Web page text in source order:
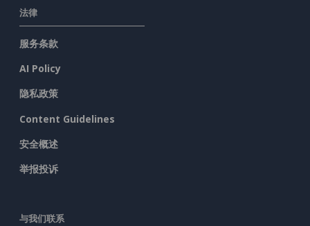
法律
服务条款
AI Policy
隐私政策
Content Guidelines
安全概述
举报投诉
与我们联系